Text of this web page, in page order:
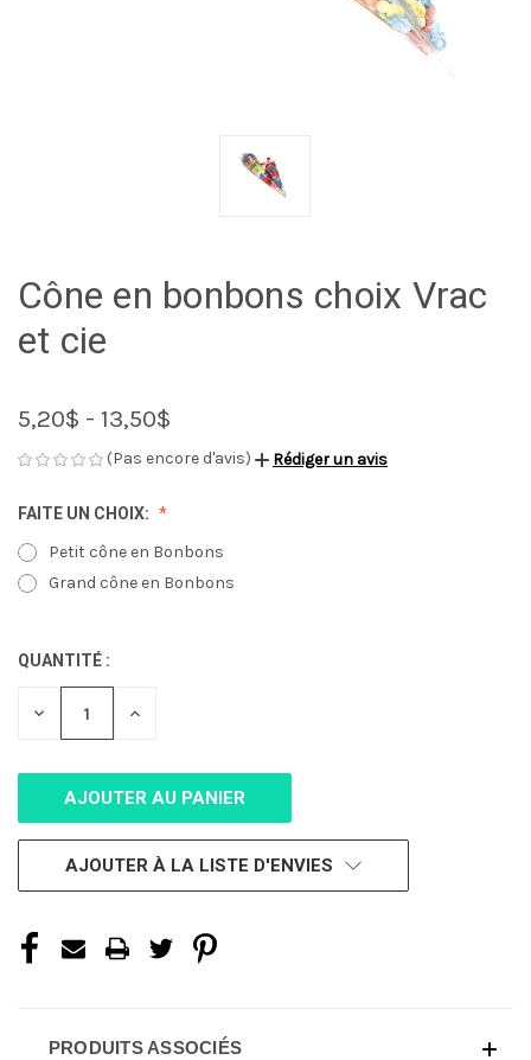
Cône en bonbons choix Vrac
et cie
5,20$ - 13,50$
(Pas encore d'avis) Rédiger un avis
FAITE UN CHOIX:
Petit cône en Bonbons
Grand cône en Bonbons
STOCK
ACTUEL :
QUANTITÉ :
DIMINUER
QUANTITÉ
UNDEFINED
AUGMENTER
UNDEFINED
AJOUTER À LA LISTE D'ENVIES
PRODUITS ASSOCIÉS